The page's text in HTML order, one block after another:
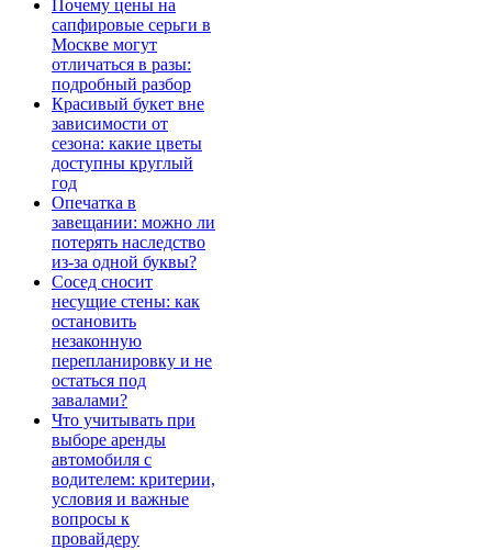
Почему цены на
сапфировые серьги в
Москве могут
отличаться в разы:
подробный разбор
Красивый букет вне
зависимости от
сезона: какие цветы
доступны круглый
год
Опечатка в
завещании: можно ли
потерять наследство
из-за одной буквы?
Сосед сносит
несущие стены: как
остановить
незаконную
перепланировку и не
остаться под
завалами?
Что учитывать при
выборе аренды
автомобиля с
водителем: критерии,
условия и важные
вопросы к
провайдеру